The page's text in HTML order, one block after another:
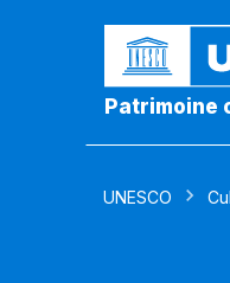
Patrimoine
UNESCO